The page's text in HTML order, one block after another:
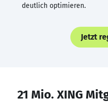
deutlich optimieren.
Jetzt
21 Mio. XING